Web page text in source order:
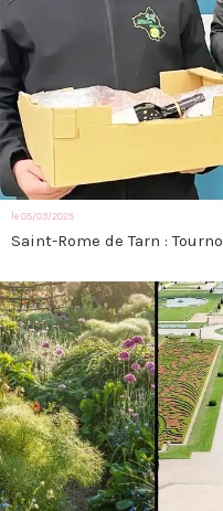
le 05/03/2025
Saint-Rome de Tarn :